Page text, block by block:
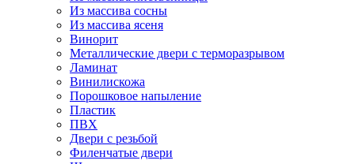
Из массива сосны
Из массива ясеня
Винорит
Металлические двери с терморазрывом
Ламинат
Винилискожа
Порошковое напыление
Пластик
ПВХ
Двери с резьбой
Филенчатые двери